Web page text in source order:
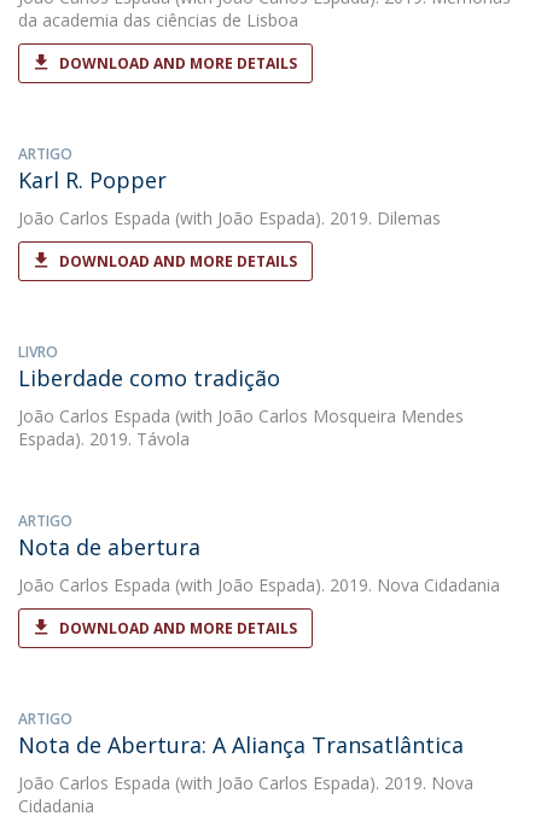
da academia das ciências de Lisboa
DOWNLOAD AND MORE DETAILS
ARTIGO
Karl R. Popper
João Carlos Espada (with João Espada). 2019. Dilemas
DOWNLOAD AND MORE DETAILS
LIVRO
Liberdade como tradição
João Carlos Espada (with João Carlos Mosqueira Mendes
Espada). 2019. Távola
ARTIGO
Nota de abertura
João Carlos Espada (with João Espada). 2019. Nova Cidadania
DOWNLOAD AND MORE DETAILS
ARTIGO
Nota de Abertura: A Aliança Transatlântica
João Carlos Espada (with João Carlos Espada). 2019. Nova
Cidadania